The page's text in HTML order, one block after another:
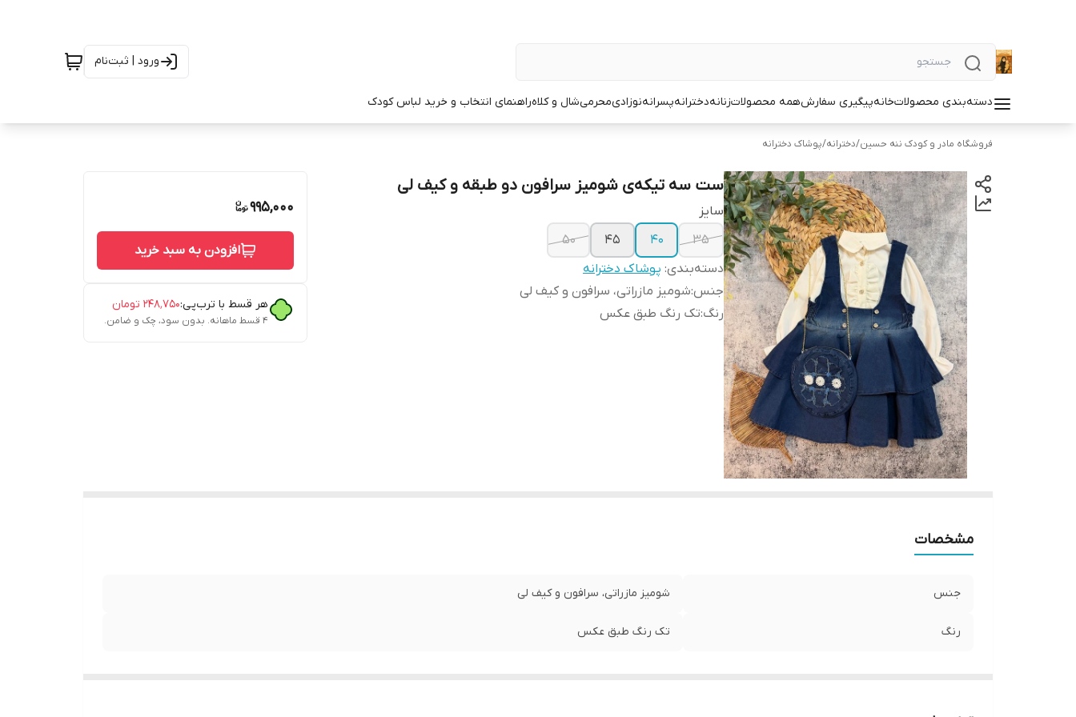
ورود | ثبت‌نام
دسته‌بندی محصولاتخانهپیگیری سفارشهمه محصولاتزنانهدخترانهپسرانهنوزادیمحرمیشال و کلاهراهنمای انتخاب و خرید لباس کودک
فروشگاه مادر و کودک ننه حسین/دخترانه/پوشاک دخترانه
ست سه تیکه‌ی شومیز سرافون دو طبقه و کیف لی
سایز
۳۵
۴۰ ۴۵
۵۰
دسته‌بندی: پوشاک دخترانه
جنس:شومیز مازراتی، سرافون و کیف لی
رنگ:تک رنگ طبق عکس
995,000
افزودن به سبد خرید
هر قسط با ترب‌پی:۲۴۸٬۷۵۰ تومان
۴ قسط ماهانه. بدون سود، چک و ضامن.
مشخصات
جنس شومیز مازراتی، سرافون و کیف لی
رنگ تک رنگ طبق عکس